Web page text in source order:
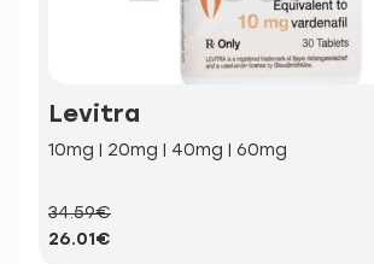
Levitra
10mg | 20mg | 40mg | 60mg
34.59€
26.01€